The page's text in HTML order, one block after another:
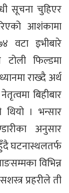
सूचना चुहिएर
आशंकामा
वटा इभीबारे
फिल्डमा
राख्दै अर्थ
बिहीबार
। भन्सार
अनुसार
घटनास्थलतर्फ
विभिन्न
प्रहरीले ती